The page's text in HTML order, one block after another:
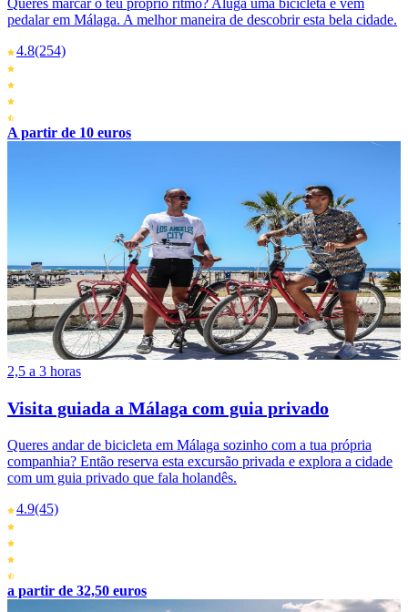
pedalar em Málaga. A melhor maneira de descobrir esta bela cidade.
4.8(254)
A partir de 10 euros
2,5 a 3 horas
Visita guiada a Málaga com guia privado
Queres andar de bicicleta em Málaga sozinho com a tua própria
companhia? Então reserva esta excursão privada e explora a cidade
com um guia privado que fala holandês.
4.9(45)
a partir de 32,50 euros